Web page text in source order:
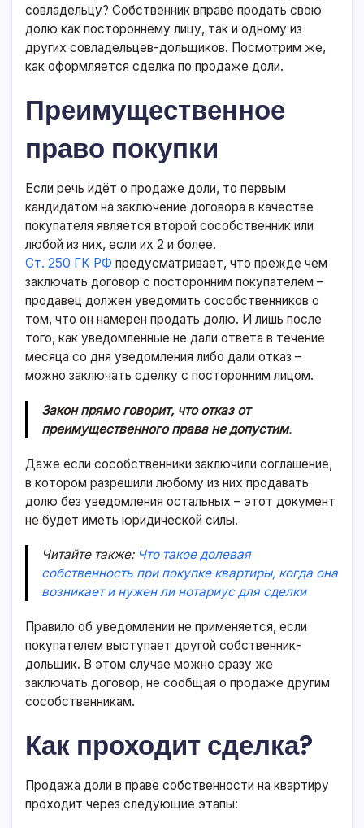
совладельцу? Собственник вправе продать свою
долю как постороннему лицу, так и одному из
других совладельцев-дольщиков. Посмотрим же,
как оформляется сделка по продаже доли.
Преимущественное
право покупки
Если речь идёт о продаже доли, то первым
кандидатом на заключение договора в качестве
покупателя является второй сособственник или
любой из них, если их 2 и более.
Ст. 250 ГК РФ предусматривает, что прежде чем
заключать договор с посторонним покупателем –
продавец должен уведомить сособственников о
том, что он намерен продать долю. И лишь после
того, как уведомленные не дали ответа в течение
месяца со дня уведомления либо дали отказ –
можно заключать сделку с посторонним лицом.
Закон прямо говорит, что отказ от
преимущественного права не допустим.
Даже если сособственники заключили соглашение,
в котором разрешили любому из них продавать
долю без уведомления остальных – этот документ
не будет иметь юридической силы.
Читайте также: Что такое долевая
собственность при покупке квартиры, когда она
возникает и нужен ли нотариус для сделки
Правило об уведомлении не применяется, если
покупателем выступает другой собственник-
дольщик. В этом случае можно сразу же
заключать договор, не сообщая о продаже другим
сособственникам.
Как проходит сделка?
Продажа доли в праве собственности на квартиру
проходит через следующие этапы: